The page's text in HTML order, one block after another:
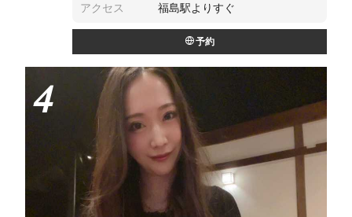
アクセス
福島駅よりすぐ
予約
4